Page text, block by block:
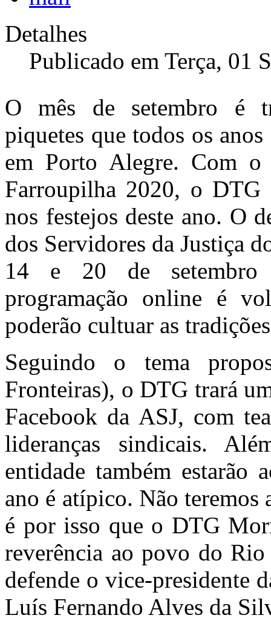
Detalhes
Publicado em Terça, 01
O mês de setembro é
piquetes que todos os
em Porto Alegre. Com o
Farroupilha 2020, o
nos festejos deste ano. O
dos Servidores da Justiça
14 e 20 de setembro
programação online é
poderão cultuar as
Seguindo o tema
Fronteiras), o DTG trará
Facebook da ASJ, com
lideranças sindicais.
entidade também estarão
ano é atípico. Não teremos
é por isso que o DTG
reverência ao povo do Rio
defende o vice-presidente
Luís Fernando Alves da